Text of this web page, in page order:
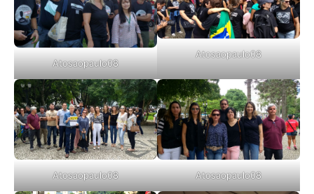
Atosaopaulo08
Atosaopaulo08
Atosaopaulo08 Atosaopaulo08